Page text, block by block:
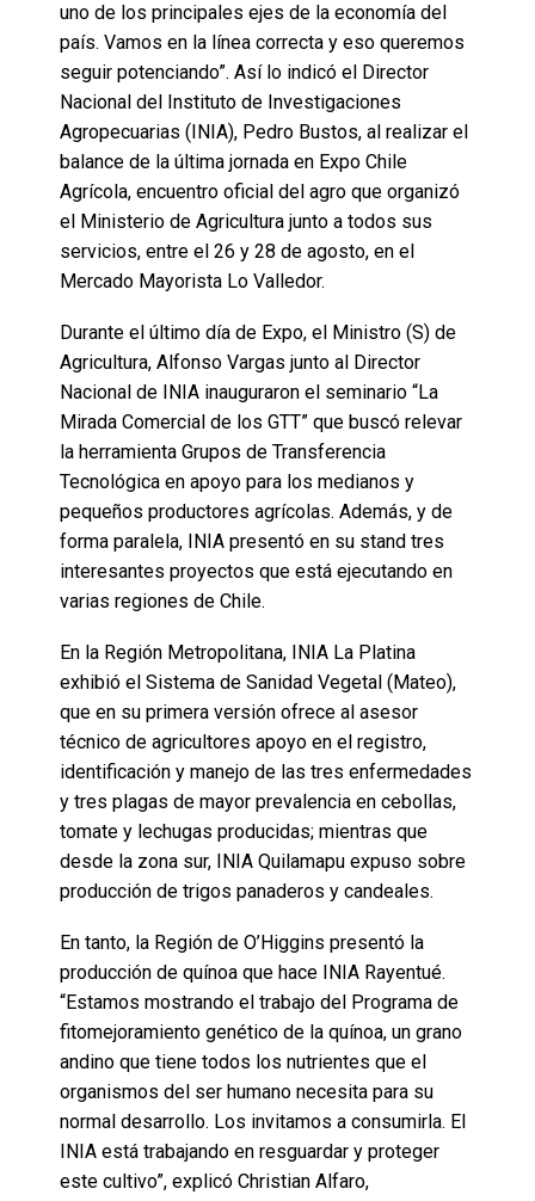
uno de los principales ejes de la economía del
país. Vamos en la línea correcta y eso queremos
seguir potenciando”. Así lo indicó el Director
Nacional del Instituto de Investigaciones
Agropecuarias (INIA), Pedro Bustos, al realizar el
balance de la última jornada en Expo Chile
Agrícola, encuentro oficial del agro que organizó
el Ministerio de Agricultura junto a todos sus
servicios, entre el 26 y 28 de agosto, en el
Mercado Mayorista Lo Valledor.
Durante el último día de Expo, el Ministro (S) de
Agricultura, Alfonso Vargas junto al Director
Nacional de INIA inauguraron el seminario “La
Mirada Comercial de los GTT” que buscó relevar
la herramienta Grupos de Transferencia
Tecnológica en apoyo para los medianos y
pequeños productores agrícolas. Además, y de
forma paralela, INIA presentó en su stand tres
interesantes proyectos que está ejecutando en
varias regiones de Chile.
En la Región Metropolitana, INIA La Platina
exhibió el Sistema de Sanidad Vegetal (Mateo),
que en su primera versión ofrece al asesor
técnico de agricultores apoyo en el registro,
identificación y manejo de las tres enfermedades
y tres plagas de mayor prevalencia en cebollas,
tomate y lechugas producidas; mientras que
desde la zona sur, INIA Quilamapu expuso sobre
producción de trigos panaderos y candeales.
En tanto, la Región de O’Higgins presentó la
producción de quínoa que hace INIA Rayentué.
“Estamos mostrando el trabajo del Programa de
fitomejoramiento genético de la quínoa, un grano
andino que tiene todos los nutrientes que el
organismos del ser humano necesita para su
normal desarrollo. Los invitamos a consumirla. El
INIA está trabajando en resguardar y proteger
este cultivo”, explicó Christian Alfaro,